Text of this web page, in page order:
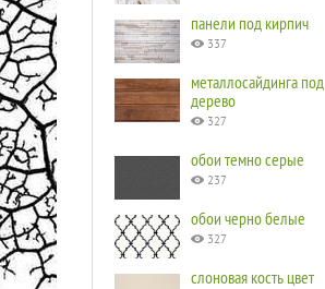
панели под кирпич
337
металлосайдинга под
дерево
327
обои темно серые
237
обои черно белые
327
слоновая кость цвет